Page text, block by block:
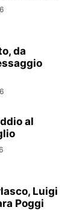
da
al
Luigi
Poggi